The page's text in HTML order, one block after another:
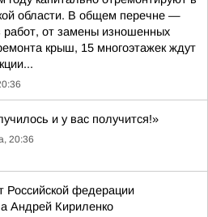
области. В общем перечне —
работ, от замены изношенных
крыш, 15 многоэтажек ждут
и у вас получится!»
20:36
Российской федерации
Андрей Кириленко